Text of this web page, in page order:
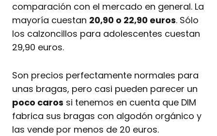
comparación con el mercado en general. La
mayoría cuestan 20,90 o 22,90 euros. Sólo
los calzoncillos para adolescentes cuestan
29,90 euros.
Son precios perfectamente normales para
unas bragas, pero casi pueden parecer un
poco caros si tenemos en cuenta que DIM
fabrica sus bragas con algodón orgánico y
las vende por menos de 20 euros.